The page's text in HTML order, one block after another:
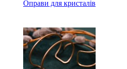
Оправи для кристалів